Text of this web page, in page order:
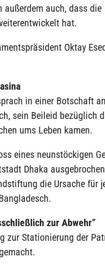
auch, dass die
hat.
Oktay
in einer Botschaft
sein Beileid bezüglich
ums Leben kamen.
eines neunstöckigen
Dhaka
die Ursache für
zur Abwehr”
zur Stationierung der